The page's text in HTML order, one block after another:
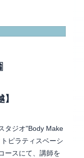
タジオ"Body Make
ピラティスベーシ
ースにて、講師を